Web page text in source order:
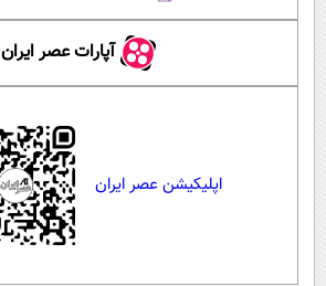
آپارات عصر ایران
اپلیکیشن عصر ایران